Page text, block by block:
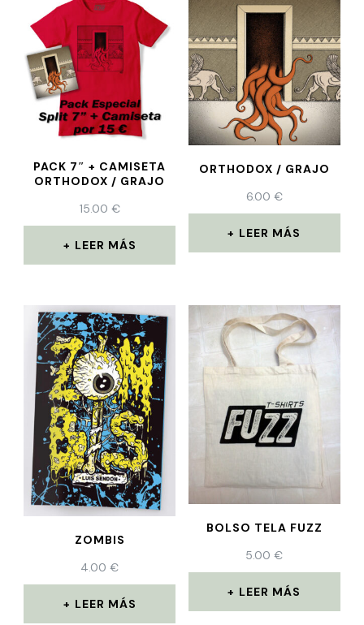
PACK 7″ + CAMISETA
ORTHODOX / GRAJO
15.00 €
LEER MÁS
ORTHODOX / GRAJO
6.00 €
LEER MÁS
ZOMBIS
4.00€
LEER MÁS
BOLSO TELA FUZZ
5.00€
LEER MÁS